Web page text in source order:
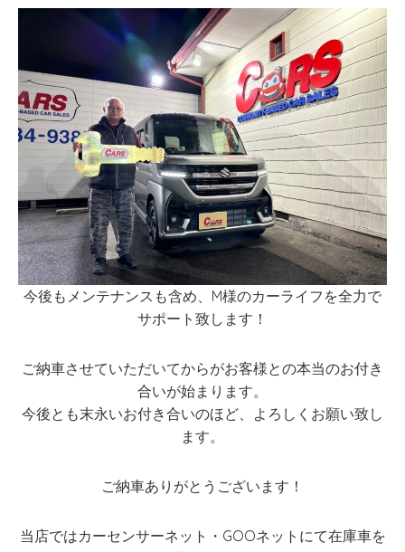
今後もメンテナンスも含め、M様のカーライフを全力で
サポート致します！
ご納車させていただいてからがお客様との本当のお付き
合いが始まります。
今後とも末永いお付き合いのほど、よろしくお願い致し
ます。
ご納車ありがとうございます！
当店ではカーセンサーネット・GOOネットにて在庫車を